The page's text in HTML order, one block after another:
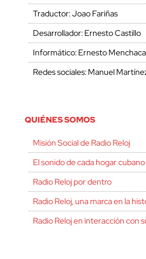
Traductor: Joao Fariñas
Desarrollador: Ernesto Castillo
Informático: Ernesto
Redes sociales: Manuel
QUIÉNES SOMOS
Misión Social de Radio Reloj
El sonido de cada hogar cubano
Radio Reloj por dentro
Radio Reloj, una marca en la
Radio Reloj en interacción con